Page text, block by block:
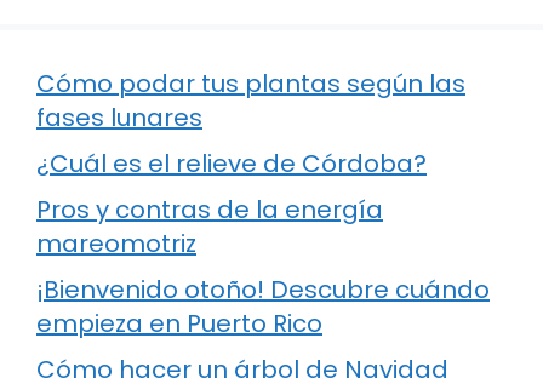
Cómo podar tus plantas según las
fases lunares
¿Cuál es el relieve de Córdoba?
Pros y contras de la energía
mareomotriz
¡Bienvenido otoño! Descubre cuándo
empieza en Puerto Rico
Cómo hacer un árbol de Navidad